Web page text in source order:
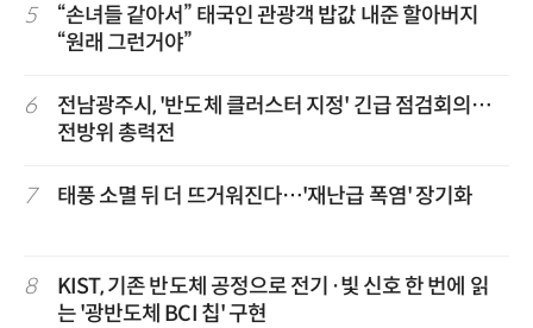
5
“손녀들 같아서” 태국인 관광객 밥값 내준 할아버지
“원래 그런거야”
6
전남광주시, '반도체 클러스터 지정' 긴급 점검회의…
전방위 총력전
7 태풍 소멸 뒤 더 뜨거워진다…'재난급 폭염' 장기화
8
KIST, 기존 반도체 공정으로 전기·빛 신호 한 번에 읽
는 '광반도체 BCI 칩' 구현